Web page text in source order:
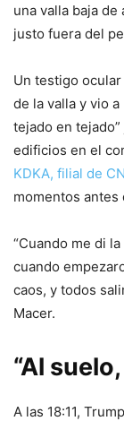
una valla baja
justo fuera del
Un testigo
de la valla y vio
tejado en
edificios en el
KDKA, filial de
momentos
“Cuando me di
cuando
caos, y todos
Macer.
“Al
A las 18:11,